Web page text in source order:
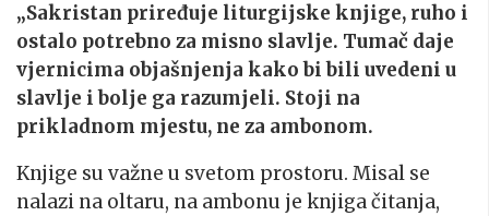
„Sakristan priređuje liturgijske knjige, ruho i
ostalo potrebno za misno slavlje. Tumač daje
vjernicima objašnjenja kako bi bili uvedeni u
slavlje i bolje ga razumjeli. Stoji na
prikladnom mjestu, ne za ambonom.
Knjige su važne u svetom prostoru. Misal se
nalazi na oltaru, na ambonu je knjiga čitanja,